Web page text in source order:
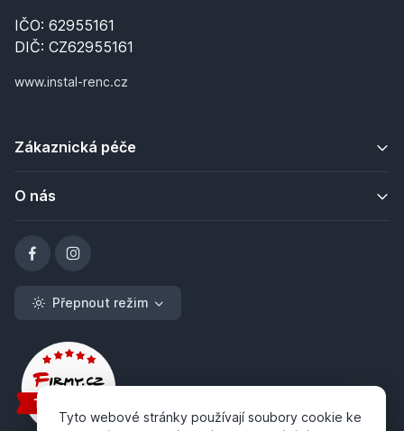
IČO: 62955161
DIČ: CZ62955161
www.instal-renc.cz
Zákaznická péče
O nás
Přepnout režim
Tyto webové stránky používají soubory cookie ke